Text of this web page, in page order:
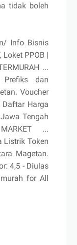
tidak boleh
Info Bisnis
Loket PPOB |
...
Prefiks dan
Voucher
Harga
Tengah
...
Listrik Token
Magetan.
4,5 - ‎Diulas
for All